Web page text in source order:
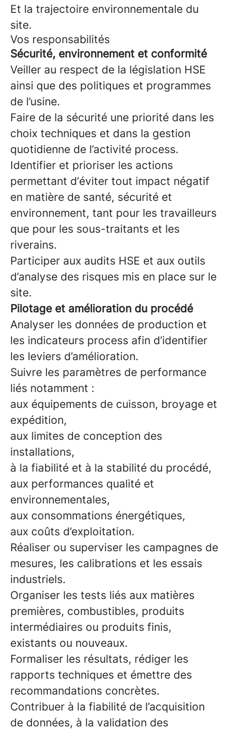
Et la trajectoire environnementale du
site.
Vos responsabilités
Sécurité, environnement et conformité
Veiller au respect de la législation HSE
ainsi que des politiques et programmes
de l’usine.
Faire de la sécurité une priorité dans les
choix techniques et dans la gestion
quotidienne de l’activité process.
Identifier et prioriser les actions
permettant d’éviter tout impact négatif
en matière de santé, sécurité et
environnement, tant pour les travailleurs
que pour les sous-traitants et les
riverains.
Participer aux audits HSE et aux outils
d’analyse des risques mis en place sur le
site.
Pilotage et amélioration du procédé
Analyser les données de production et
les indicateurs process afin d’identifier
les leviers d’amélioration.
Suivre les paramètres de performance
liés notamment :
aux équipements de cuisson, broyage et
expédition,
aux limites de conception des
installations,
à la fiabilité et à la stabilité du procédé,
aux performances qualité et
environnementales,
aux consommations énergétiques,
aux coûts d’exploitation.
Réaliser ou superviser les campagnes de
mesures, les calibrations et les essais
industriels.
Organiser les tests liés aux matières
premières, combustibles, produits
intermédiaires ou produits finis,
existants ou nouveaux.
Formaliser les résultats, rédiger les
rapports techniques et émettre des
recommandations concrètes.
Contribuer à la fiabilité de l’acquisition
de données, à la validation des